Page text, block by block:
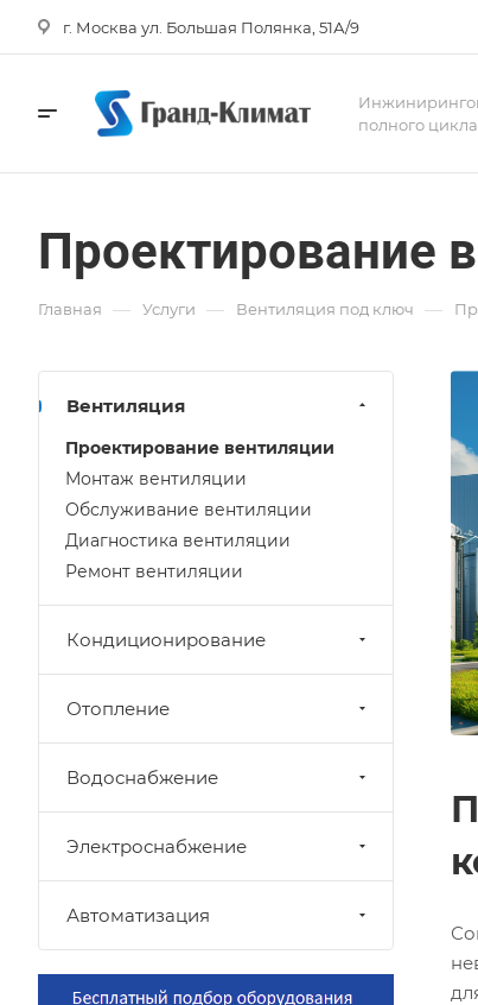
г. Москва ул. Большая Полянка, 51А/9
полного цикла
Проектирование
Главная — Услуги — Вентиляция под ключ —
Вентиляция
Проектирование вентиляции
Монтаж вентиляции
Обслуживание вентиляции
Диагностика вентиляции
Ремонт вентиляции
Кондиционирование
Отопление
Водоснабжение
Электроснабжение
Автоматизация